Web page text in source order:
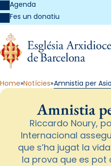
Agenda
Fes un donatiu
Home Notícies Amnistia per
Amnistia
Riccardo Noury,
Internacional
que s’ha jugat la
la prova que es pot